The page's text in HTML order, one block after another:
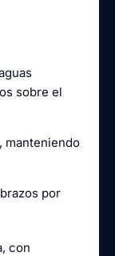
sobre el
manteniendo
por
con